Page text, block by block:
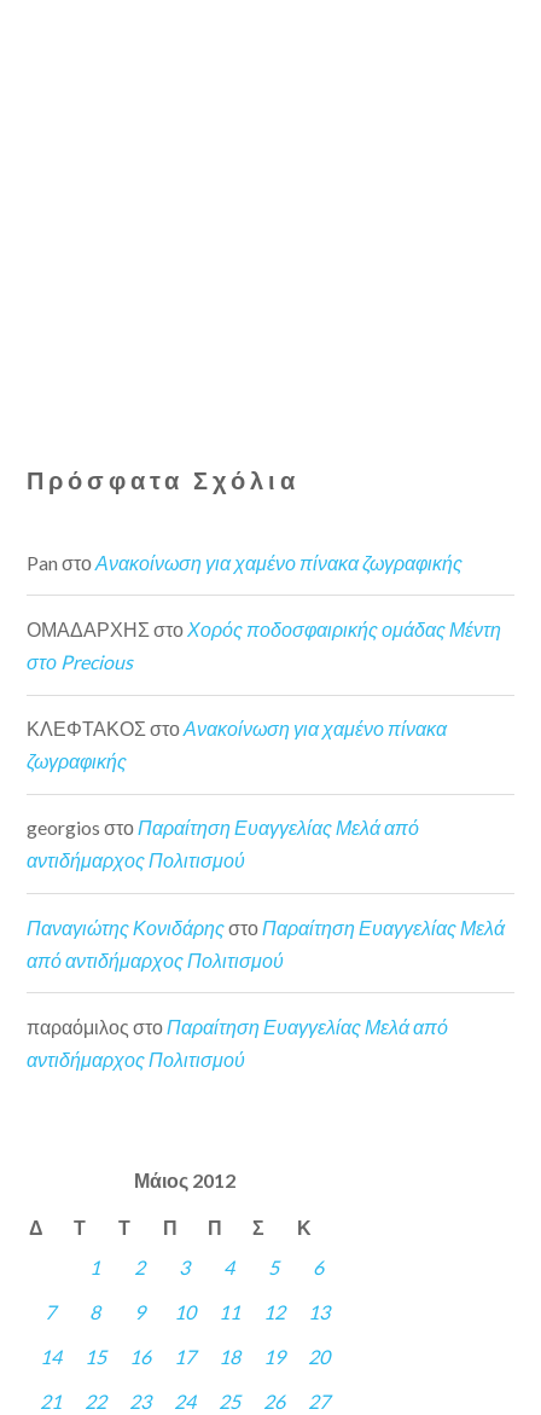
Πρόσφατα Σχόλια
Pan στοΑνακοίνωση για χαμένο πίνακα ζωγραφικής
ΟΜΑΔΑΡΧΗΣ στοΧορός ποδοσφαιρικής ομάδας Μέντη
στο Precious
ΚΛΕΦΤΑΚΟΣ στοΑνακοίνωση για χαμένο πίνακα
ζωγραφικής
georgios στοΠαραίτηση Ευαγγελίας Μελά από
αντιδήμαρχος Πολιτισμού
Παναγιώτης Κονιδάρηςστο Παραίτηση Ευαγγελίας Μελά
από αντιδήμαρχος Πολιτισμού
παραόμιλος στο Παραίτηση Ευαγγελίας Μελά από
αντιδήμαρχος Πολιτισμού
Μάιος 2012
Δ Τ Τ Π Π Σ Κ
1 2 3 4 5
6
7
8 9 10 11 12
13
14
15 16 17 18 19
20
21
22 23 24 25 26
27